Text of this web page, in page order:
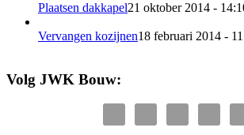
Plaatsen dakkapel21 oktober 2014 -
Vervangen kozijnen18 februari 2014 -
Volg JWK Bouw: